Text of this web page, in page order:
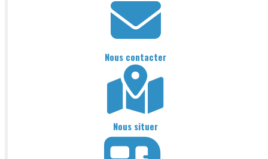
Nous contacter
Nous situer